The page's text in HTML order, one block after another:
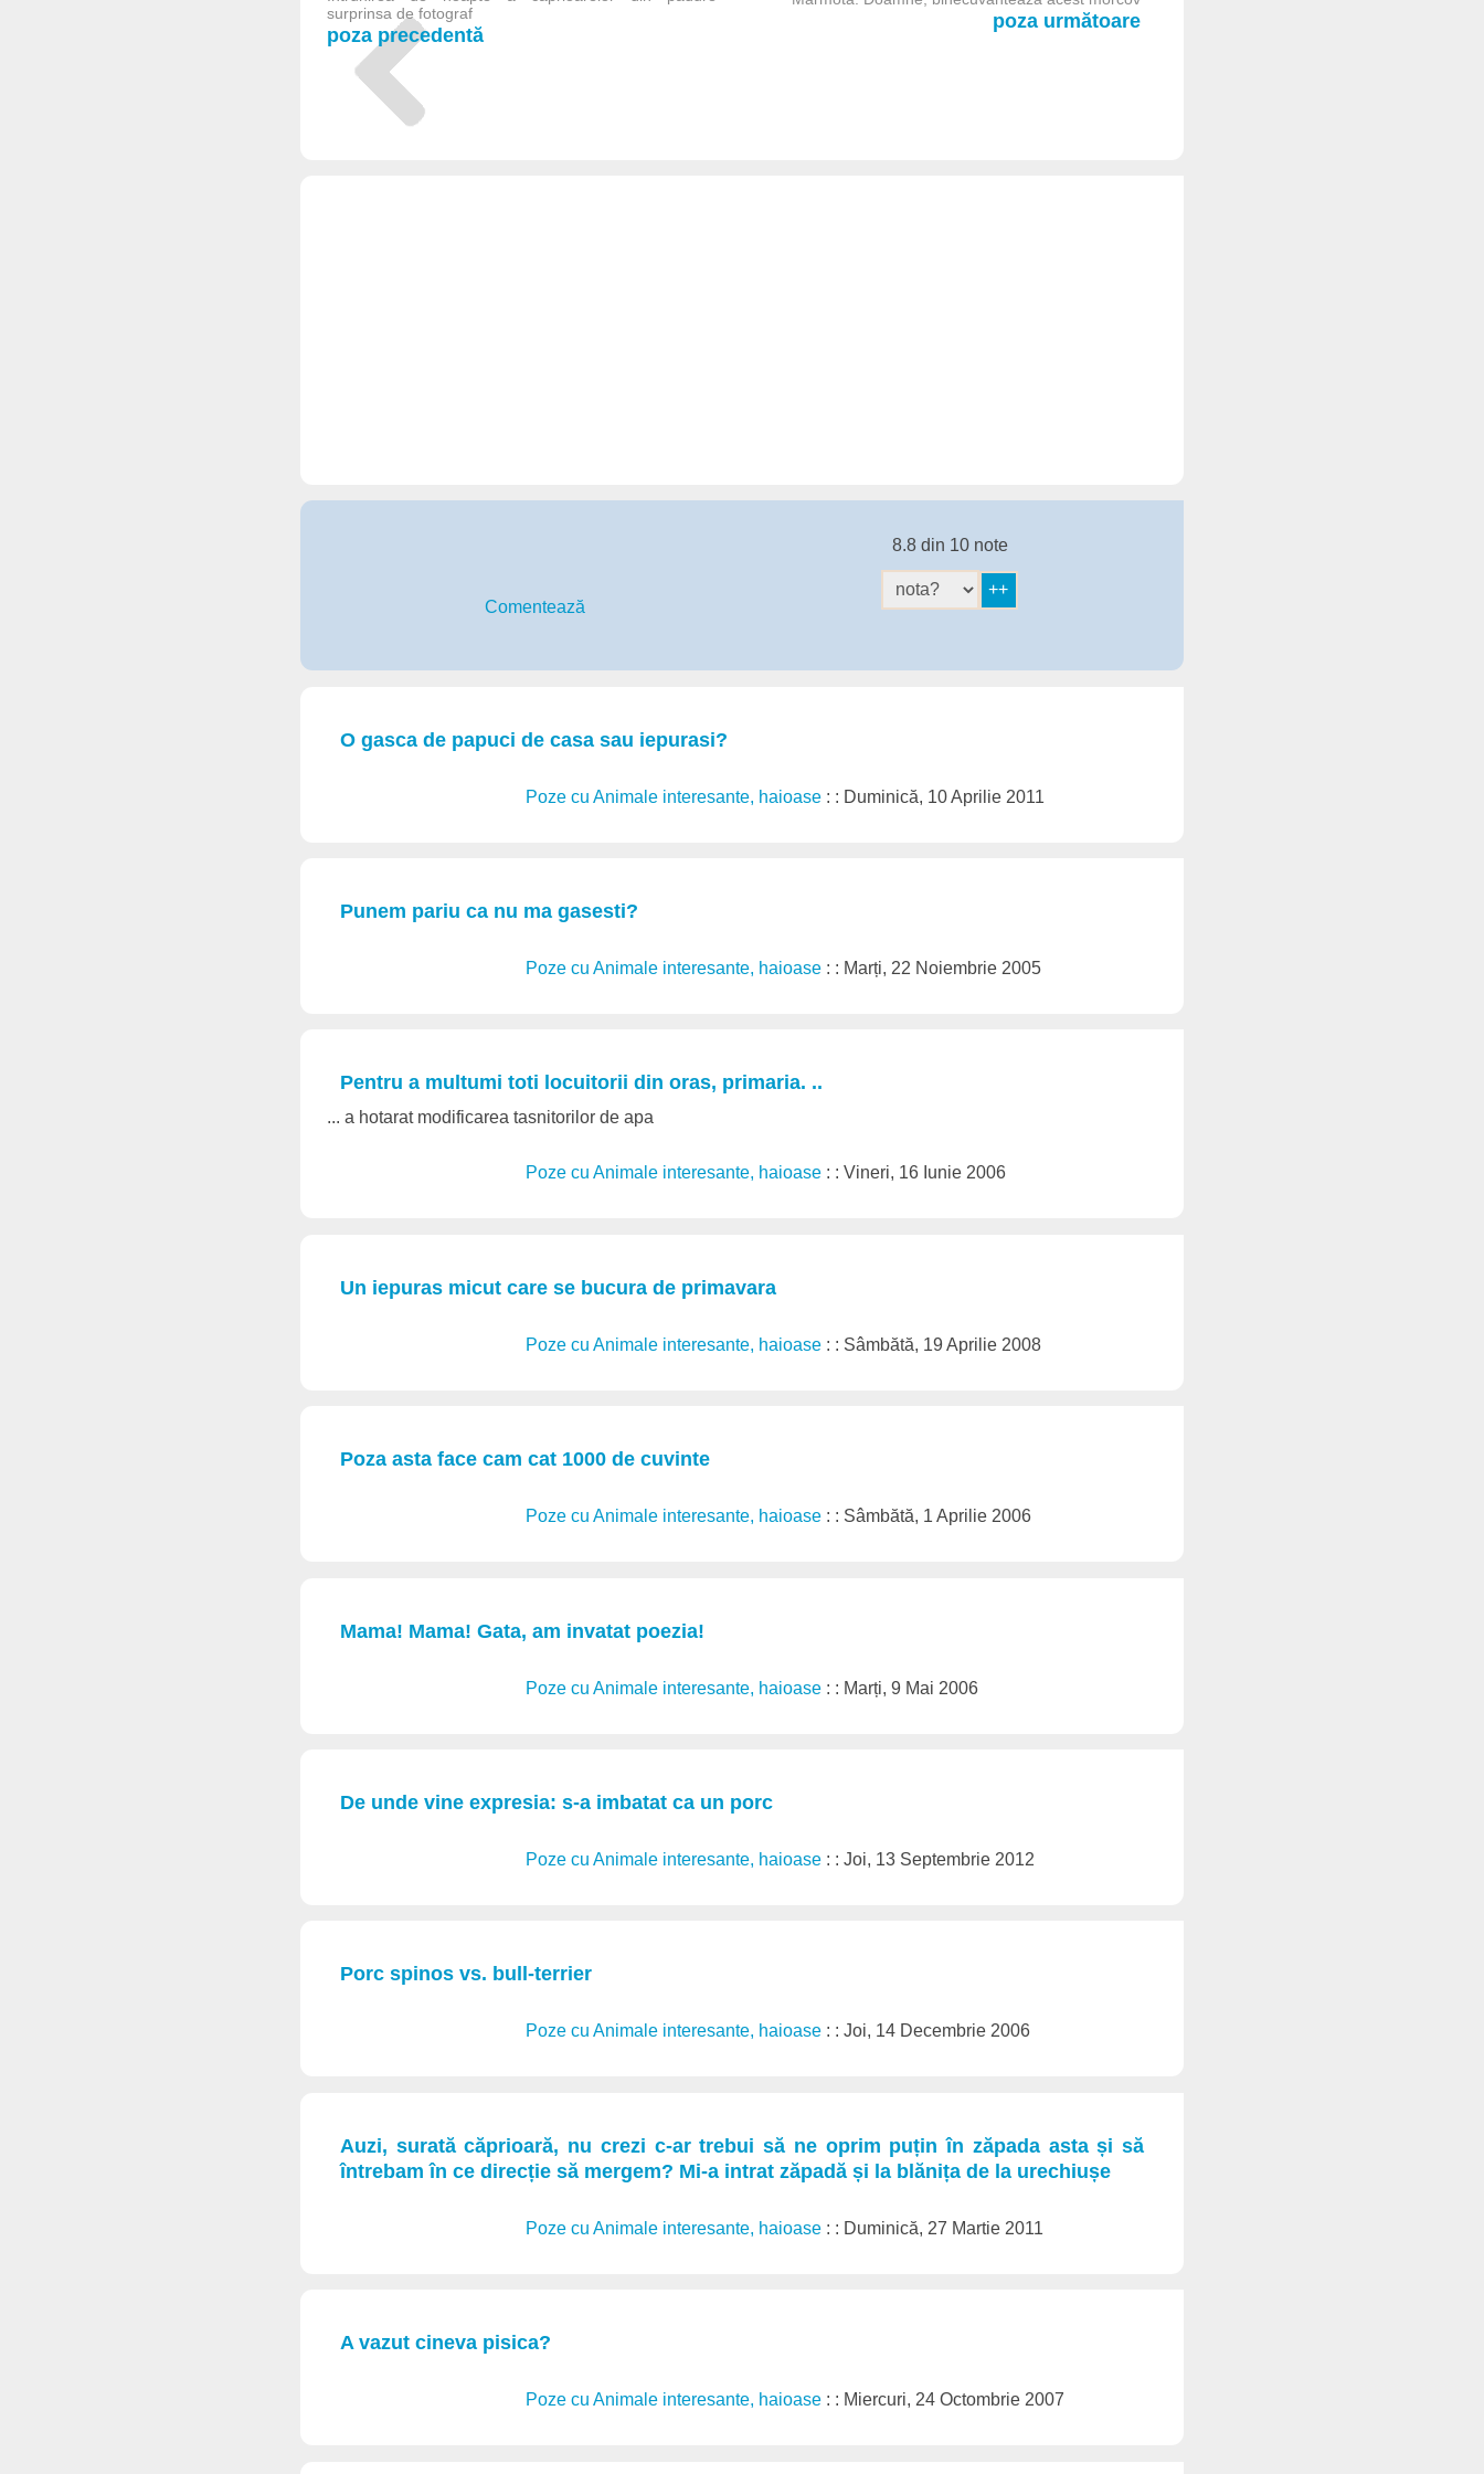
surprinsa de fotograf
poza precedentă
poza următoare
Comentează
8.8 din 10 note
O gasca de papuci de casa sau iepurasi?
Poze cu Animale interesante, haioase : : Duminică, 10 Aprilie 2011
Punem pariu ca nu ma gasesti?
Poze cu Animale interesante, haioase : : Marți, 22 Noiembrie 2005
Pentru a multumi toti locuitorii din oras, primaria. ..
... a hotarat modificarea tasnitorilor de apa
Poze cu Animale interesante, haioase : : Vineri, 16 Iunie 2006
Un iepuras micut care se bucura de primavara
Poze cu Animale interesante, haioase : : Sâmbătă, 19 Aprilie 2008
Poza asta face cam cat 1000 de cuvinte
Poze cu Animale interesante, haioase : : Sâmbătă, 1 Aprilie 2006
Mama! Mama! Gata, am invatat poezia!
Poze cu Animale interesante, haioase : : Marți, 9 Mai 2006
De unde vine expresia: s-a imbatat ca un porc
Poze cu Animale interesante, haioase : : Joi, 13 Septembrie 2012
Porc spinos vs. bull-terrier
Poze cu Animale interesante, haioase : : Joi, 14 Decembrie 2006
Auzi, surată căprioară, nu crezi c-ar trebui să ne oprim puțin în zăpada asta și să
întrebam în ce direcție să mergem? Mi-a intrat zăpadă și la blănița de la urechiușe
Poze cu Animale interesante, haioase : : Duminică, 27 Martie 2011
A vazut cineva pisica?
Poze cu Animale interesante, haioase : : Miercuri, 24 Octombrie 2007